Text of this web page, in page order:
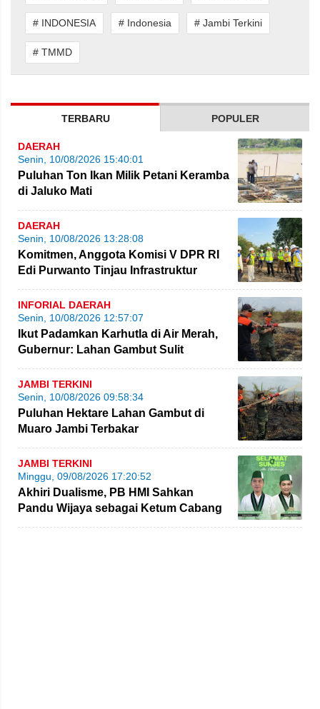
# INDONESIA # Indonesia # Jambi Terkini
# TMMD
TERBARU POPULER
DAERAH
Senin, 10/08/2026 15:40:01
Puluhan Ton Ikan Milik Petani Keramba
di Jaluko Mati
DAERAH
Senin, 10/08/2026 13:28:08
Komitmen, Anggota Komisi V DPR RI
Edi Purwanto Tinjau Infrastruktur
Strategis di Jambi
INFORIAL DAERAH
Senin, 10/08/2026 12:57:07
Ikut Padamkan Karhutla di Air Merah,
Gubernur: Lahan Gambut Sulit
Dipadamkan
JAMBI TERKINI
Senin, 10/08/2026 09:58:34
Puluhan Hektare Lahan Gambut di
Muaro Jambi Terbakar
JAMBI TERKINI
Minggu, 09/08/2026 17:20:52
Akhiri Dualisme, PB HMI Sahkan
Pandu Wijaya sebagai Ketum Cabang
Jambi